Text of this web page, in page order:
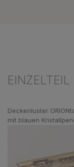
EINZELTEIL
Deckenluster
mit blauen